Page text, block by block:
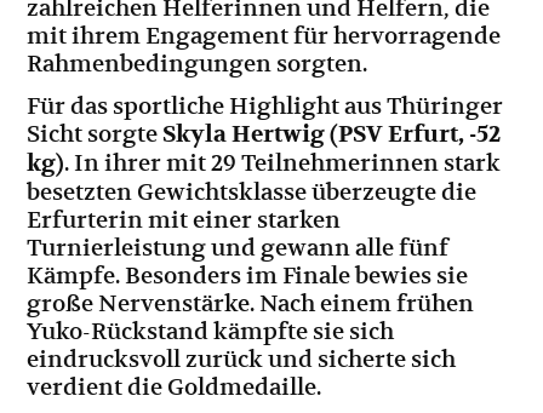
zahlreichen Helferinnen und Helfern, die
mit ihrem Engagement für hervorragende
Rahmenbedingungen sorgten.
Für das sportliche Highlight aus Thüringer
Sicht sorgte Skyla Hertwig (PSV Erfurt, -52
kg). In ihrer mit 29 Teilnehmerinnen stark
besetzten Gewichtsklasse überzeugte die
Erfurterin mit einer starken
Turnierleistung und gewann alle fünf
Kämpfe. Besonders im Finale bewies sie
große Nervenstärke. Nach einem frühen
Yuko-Rückstand kämpfte sie sich
eindrucksvoll zurück und sicherte sich
verdient die Goldmedaille.